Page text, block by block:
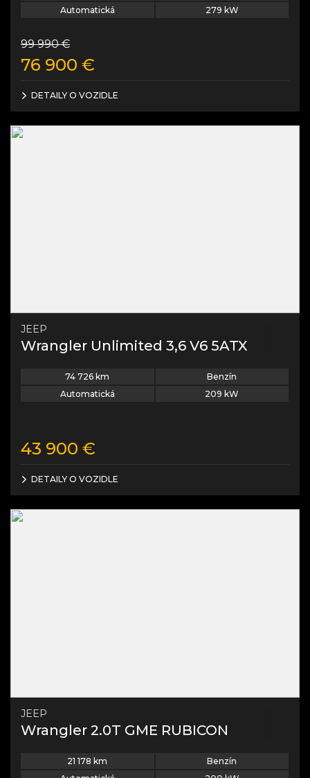
Automatická
279 kW
99 990€
76 900 €
DETAILY O VOZIDLE
JEEP
Wrangler Unlimited 3,6 V6 5ATX
74 726 km
Benzín
Automatická
209 kW
43 900 €
DETAILY O VOZIDLE
JEEP
Wrangler 2.0T GME RUBICON
21 178 km
Benzín